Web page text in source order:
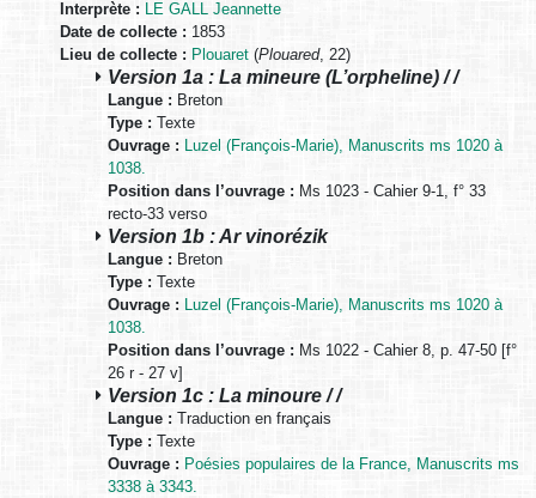
Interprète : LE GALL Jeannette
Date de collecte : 1853
Lieu de collecte : Plouaret (Plouared, 22)
Version 1a : La mineure (L’orpheline) / /
Langue : Breton
Type : Texte
Ouvrage : Luzel (François-Marie), Manuscrits ms 1020 à
1038.
Position dans l’ouvrage : Ms 1023 - Cahier 9-1, f° 33
recto-33 verso
Version 1b : Ar vinorézik
Langue : Breton
Type : Texte
Ouvrage : Luzel (François-Marie), Manuscrits ms 1020 à
1038.
Position dans l’ouvrage : Ms 1022 - Cahier 8, p. 47-50 [f°
26 r - 27 v]
Version 1c : La minoure / /
Langue : Traduction en français
Type : Texte
Ouvrage : Poésies populaires de la France, Manuscrits ms
3338 à 3343.